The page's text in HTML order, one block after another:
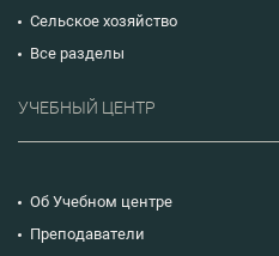
Сельское хозяйство
Все разделы
УЧЕБНЫЙ ЦЕНТР
Об Учебном центре
Преподаватели